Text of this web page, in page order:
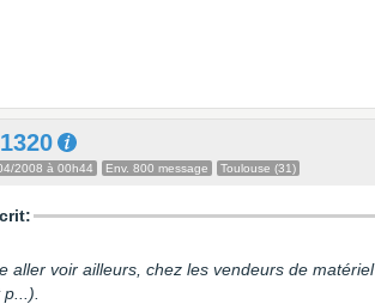
2008 à 00h44 Env. 800 message Toulouse (31)
aller voir ailleurs, chez les vendeurs de